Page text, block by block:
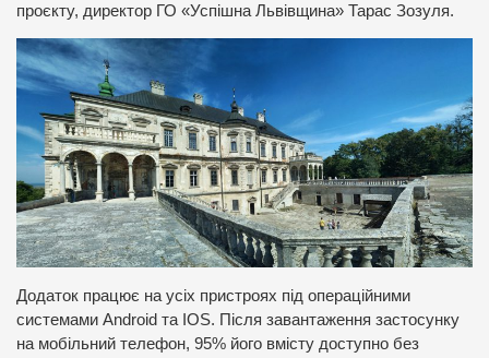
проєкту, директор ГО «Успішна Львівщина» Тарас Зозуля.
Додаток працює на усіх пристроях під операційними
системами Android та IOS. Після завантаження застосунку
на мобільний телефон, 95% його вмісту доступно без